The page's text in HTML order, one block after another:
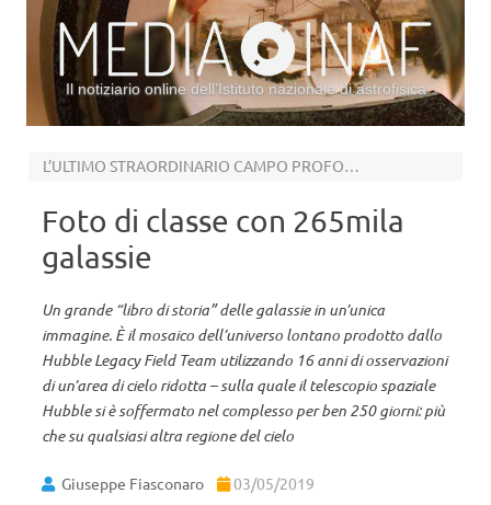
Il notiziario online dell’Istituto nazionale di astrofisica
L’ULTIMO STRAORDINARIO CAMPO PROFONDO DI HUBBLE
Foto di classe con 265mila
galassie
Un grande “libro di storia” delle galassie in un’unica
immagine. È il mosaico dell’universo lontano prodotto dallo
Hubble Legacy Field Team utilizzando 16 anni di osservazioni
di un’area di cielo ridotta – sulla quale il telescopio spaziale
Hubble si è soffermato nel complesso per ben 250 giorni: più
che su qualsiasi altra regione del cielo
Giuseppe Fiasconaro 03/05/2019